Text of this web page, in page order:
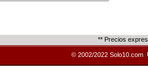
** Precios
© 2002/2022 Solo10.com